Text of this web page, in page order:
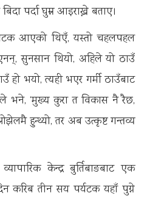
पर्दा घुम्न आइराख्ने बताए।
आएको थिएँ, यस्तो चहलपहल
सुनसान थियो, अहिले यो ठाउँ
भयो, त्यही भएर गर्मी ठाउँबाट
भने, ‘मुख्य कुरा त विकास नै रैछ,
हुन्थ्यो, तर अब उत्कृष्ट गन्तव्य
केन्द्र बुर्तिबाङबाट एक
करिब तीन सय पर्यटक यहाँ पुग्ने